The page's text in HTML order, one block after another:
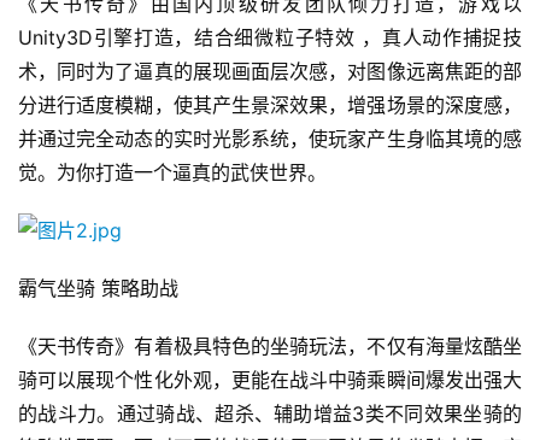
首
游
茶
原
创
Unity3D引擎打造，结合细微粒子特效 ，真人动作捕捉技
术，同时为了逼真的展现画面层次感，对图像远离焦距的部
分进行适度模糊，使其产生景深效果，增强场景的深度感，
并通过完全动态的实时光影系统，使玩家产生身临其境的感
觉。为你打造一个逼真的武侠世界。
霸气坐骑 策略助战
《天书传奇》有着极具特色的坐骑玩法，不仅有海量炫酷坐
骑可以展现个性化外观，更能在战斗中骑乘瞬间爆发出强大
的战斗力。通过骑战、超杀、辅助增益3类不同效果坐骑的